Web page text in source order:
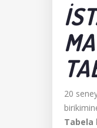
20
Tabela